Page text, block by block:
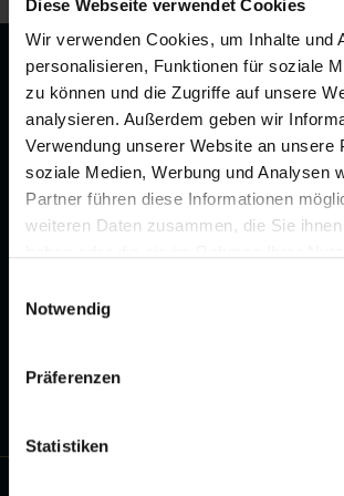
Diese Webseite verwendet Cookies
Wir verwenden Cookies, um Inhalte und
personalisieren, Funktionen für soziale
zu können und die Zugriffe auf unsere
analysieren. Außerdem geben wir
Verwendung unserer Website an unsere
soziale Medien, Werbung und Analysen
Partner führen diese Informationen
weiteren Daten zusammen, die Sie
Cookies, wenn Sie unsere Webseite
Notwendig
Präferenzen
Statistiken
Hvidbjerg Strand